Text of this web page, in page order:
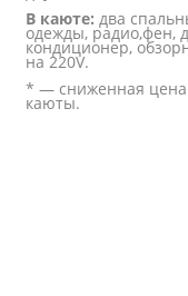
В каюте: два
одежды, радио,фен,
кондиционер,
на 220V.
* — сниженная
каюты.